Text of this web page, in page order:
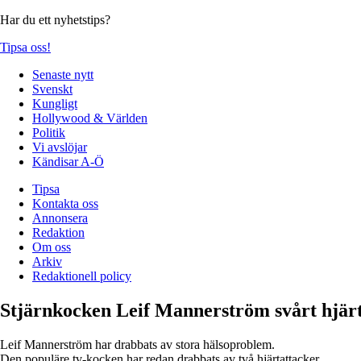
Har du ett nyhetstips?
Tipsa oss!
Senaste nytt
Svenskt
Kungligt
Hollywood & Världen
Politik
Vi avslöjar
Kändisar A-Ö
Tipsa
Kontakta oss
Annonsera
Redaktion
Om oss
Arkiv
Redaktionell policy
Stjärnkocken Leif Mannerström svårt
Leif Mannerström har drabbats av stora hälsoproblem.